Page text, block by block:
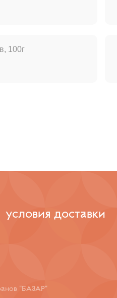
100г
условия доставки
"БАЗАР"